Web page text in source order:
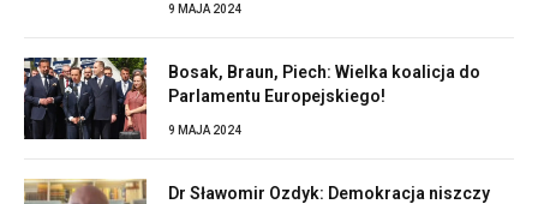
9 MAJA 2024
Bosak, Braun, Piech: Wielka koalicja do
Parlamentu Europejskiego!
9 MAJA 2024
Dr Sławomir Ozdyk: Demokracja niszczy